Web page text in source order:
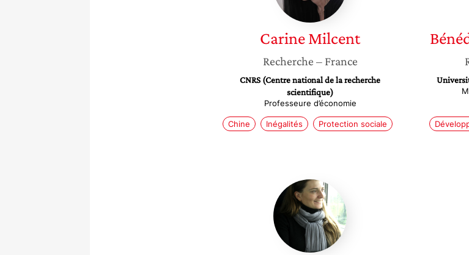
CarineMilcent
Recherche – France
CNRS (Centre national de la recherche
scientifique)
Professeure d’économie
Chine Inégalités Protection sociale
Lara
Maillet